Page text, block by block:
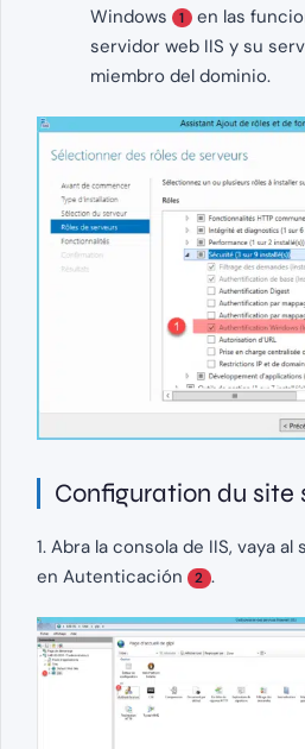
Windows
1 en las
servidor web IIS y su
miembro del dominio.
Configuration du site
1. Abra la consola de IIS, vaya al
en Autenticación
2 .